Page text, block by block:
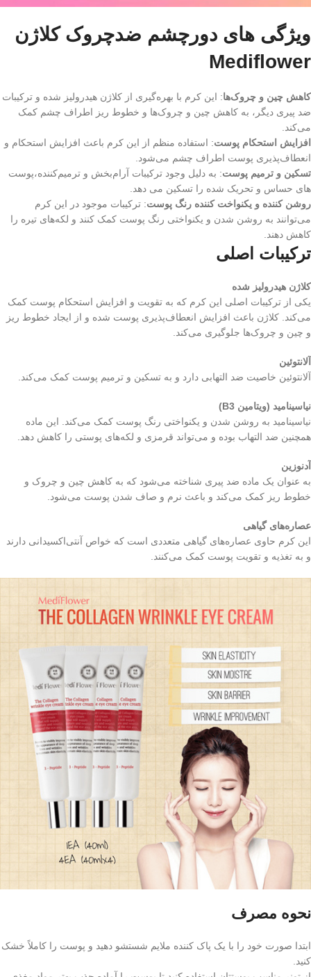
ویژگی های دورچشم ضدچروک کلاژن
Mediflower
کاهش چین و چروک‌ها: این کرم با بهره‌گیری از کلاژن هیدرولیز شده و ترکیبات
ضد پیری دیگر، به کاهش چین و چروک‌ها و خطوط ریز اطراف چشم کمک
می‌کند.
افزایش استحکام پوست: استفاده منظم از این کرم باعث افزایش استحکام و
انعطاف‌پذیری پوست اطراف چشم می‌شود.
تسکین و ترمیم پوست: به دلیل وجود ترکیبات آرام‌بخش و ترمیم‌کننده،پوست
های حساس و تحریک شده را تسکین می دهد.
روشن کننده و یکنواخت کننده رنگ پوست: ترکیبات موجود در این کرم
می‌توانند به روشن شدن و یکنواختی رنگ پوست کمک کنند و لکه‌های تیره را
کاهش دهند.
ترکیبات اصلی
کلاژن هیدرولیز شده
یکی از ترکیبات اصلی این کرم که به تقویت و افزایش استحکام پوست کمک
می‌کند. کلاژن باعث افزایش انعطاف‌پذیری پوست شده و از ایجاد خطوط ریز
و چین و چروک‌ها جلوگیری می‌کند.
آلانتوئین
آلانتوئین خاصیت ضد التهابی دارد و به تسکین و ترمیم پوست کمک می‌کند.
نیاسینامید (ویتامین B3)
نیاسینامید به روشن شدن و یکنواختی رنگ پوست کمک می‌کند. این ماده
همچنین ضد التهاب بوده و می‌تواند قرمزی و لکه‌های پوستی را کاهش دهد.
آدنوزین
به عنوان یک ماده ضد پیری شناخته می‌شود که به کاهش چین و چروک و
خطوط ریز کمک می‌کند و باعث نرم و صاف شدن پوست می‌شود.
عصاره‌های گیاهی
این کرم حاوی عصاره‌های گیاهی متعددی است که خواص آنتی‌اکسیدانی دارند
و به تغذیه و تقویت پوست کمک می‌کنند.
نحوه مصرف
ابتدا صورت خود را با یک پاک کننده ملایم شستشو دهید و پوست را کاملاً خشک
کنید.